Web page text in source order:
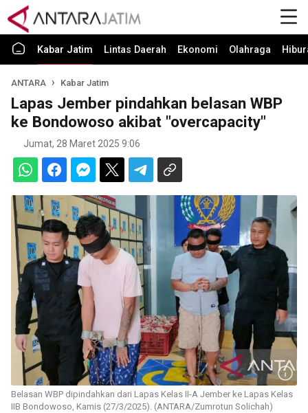
Kabar Jatim Lintas Daerah Ekonomi Olahraga
ANTARA Kabar Jatim
Lapas Jember pindahkan belasan WBP
ke Bondowoso akibat "overcapacity"
Jumat, 28 Maret 2025 9:06
Belasan WBP dipindahkan dari Lapas Kelas II-A Jember ke Lapas Kelas
IIB Bondowoso, Kamis (27/3/2025). (ANTARA/Zumrotun Solichah)